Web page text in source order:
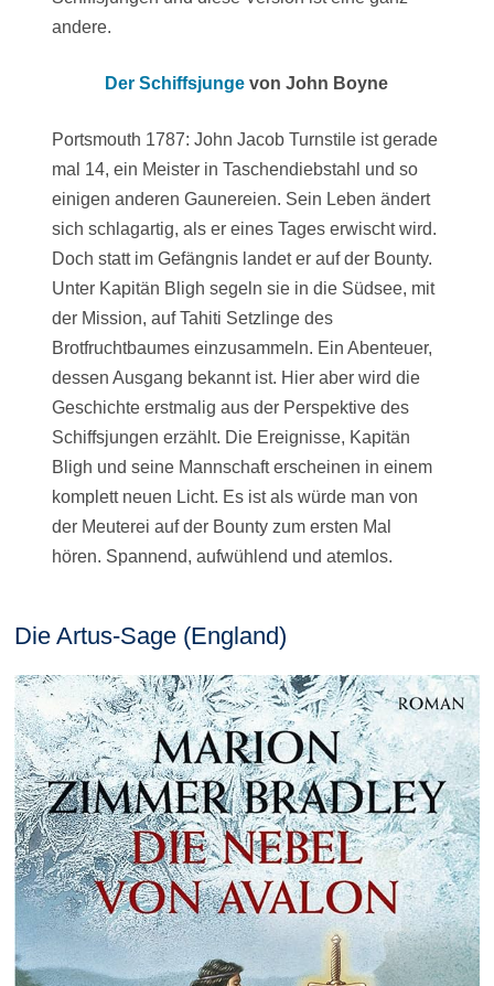
andere.
Der Schiffsjunge von John Boyne
Portsmouth 1787: John Jacob Turnstile ist gerade
mal 14, ein Meister in Taschendiebstahl und so
einigen anderen Gaunereien. Sein Leben ändert
sich schlagartig, als er eines Tages erwischt wird.
Doch statt im Gefängnis landet er auf der Bounty.
Unter Kapitän Bligh segeln sie in die Südsee, mit
der Mission, auf Tahiti Setzlinge des
Brotfruchtbaumes einzusammeln. Ein Abenteuer,
dessen Ausgang bekannt ist. Hier aber wird die
Geschichte erstmalig aus der Perspektive des
Schiffsjungen erzählt. Die Ereignisse, Kapitän
Bligh und seine Mannschaft erscheinen in einem
komplett neuen Licht. Es ist als würde man von
der Meuterei auf der Bounty zum ersten Mal
hören. Spannend, aufwühlend und atemlos.
Die Artus-Sage (England)